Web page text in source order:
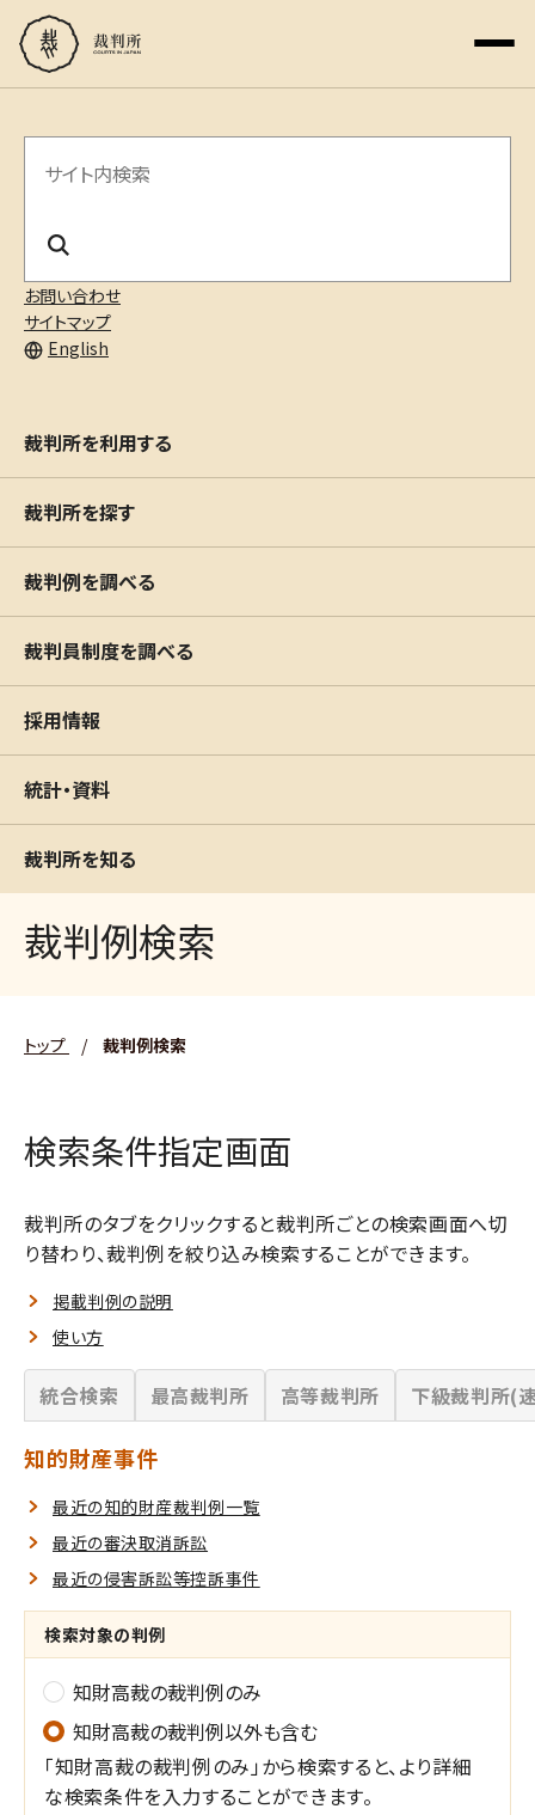
お問い合わせ
サイトマップ
English
サ
内
検
裁判所を利用する
裁判所を探す
裁判例を調べる
裁判員制度を調べる
採用情報
統計・資料
裁判所を知る
裁判例検索
トップ / 裁判例検索
検索条件指定画面
裁判所のタブをクリックすると裁判所ごとの検索画面へ切
り替わり、裁判例を絞り込み検索することができます。
掲載判例の説明
使い方
統合検索 最高裁判所 高等裁判所 下級裁判所(
知的財産事件
最近の知的財産裁判例一覧
最近の審決取消訴訟
最近の侵害訴訟等控訴事件
検索対象の判例
知財高裁の裁判例のみ
知財高裁の裁判例以外も含む
「知財高裁の裁判例のみ」から検索すると、より詳細
な検索条件を入力することができます。